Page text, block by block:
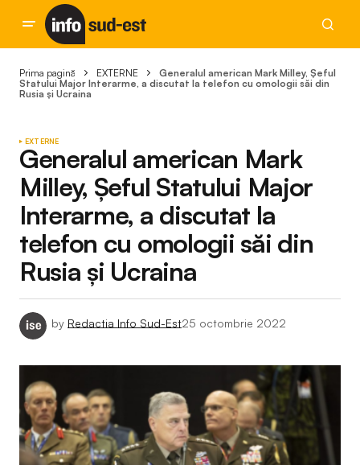
Prima pagină EXTERNE
Generalul american Mark Milley, Şeful
Statului Major Interarme, a discutat la telefon cu omologii săi din
Rusia și Ucraina
EXTERNE
Generalul american Mark
Milley, Şeful Statului Major
Interarme, a discutat la
telefon cu omologii săi din
Rusia și Ucraina
by Redactia Info Sud-Est25 octombrie 2022